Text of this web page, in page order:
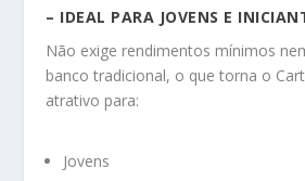
– IDEAL PARA JOVENS E
Não exige rendimentos mínimos
banco tradicional, o que torna o
atrativo para:
Jovens